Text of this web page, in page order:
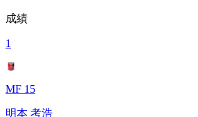
成績
1
MF 15
明本 考浩